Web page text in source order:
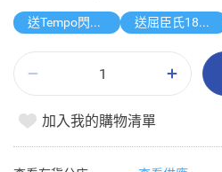
送Tempo閃鑽4層衛生紙 送屈臣氏185週年盲盒
加入我的購物清單